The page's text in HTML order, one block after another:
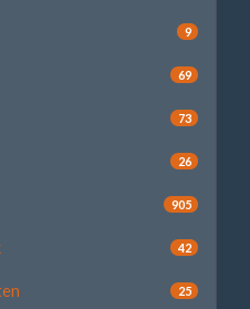
9
69
73
26
905
42
25